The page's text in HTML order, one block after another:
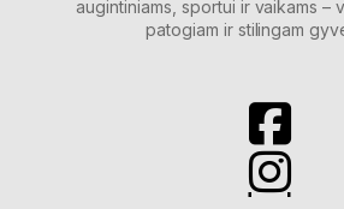
augintiniams, sportui ir vaikams –
patogiam ir stilingam